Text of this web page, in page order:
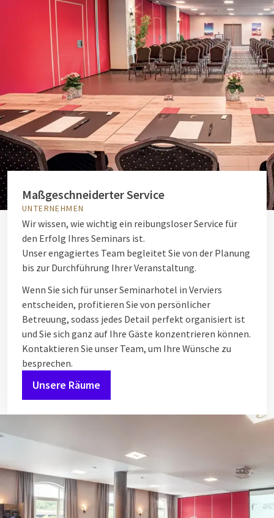
Maßgeschneiderter Service
UNTERNEHMEN
Wir wissen, wie wichtig ein reibungsloser Service für
den Erfolg Ihres Seminars ist.
Unser engagiertes Team begleitet Sie von der Planung
bis zur Durchführung Ihrer Veranstaltung.
Wenn Sie sich für unser Seminarhotel in Verviers
entscheiden, profitieren Sie von persönlicher
Betreuung, sodass jedes Detail perfekt organisiert ist
und Sie sich ganz auf Ihre Gäste konzentrieren können.
Kontaktieren Sie unser Team, um Ihre Wünsche zu
besprechen.
Unsere Räume